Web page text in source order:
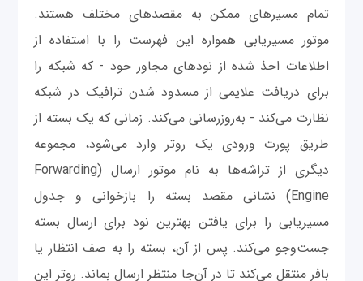
تمام مسیرهای ممکن به مقصدهای مختلف هستند.
موتور مسیریابی همواره این فهرست را با استفاده از
اطلاعات اخذ شده از نودهای مجاور خود - که شبکه را
برای دریافت علایمی از مسدود شدن ترافیک در شبکه
نظارت می‌کند - به‌روزرسانی می‌کند. زمانی که یک بسته از
طریق پورت ورودی یک روتر وارد می‌شود، مجموعه
دیگری از تراشه‌ها به نام موتور ارسال (Forwarding
Engine) نشانی مقصد بسته را بازخوانی و جدول
مسیریابی را برای یافتن بهترین نود برای ارسال بسته
جست‌وجو می‌کند. پس از آن، بسته را به صف انتظار یا
بافر منتقل می‌کند تا در آن‌جا منتظر ارسال بماند. روتر این